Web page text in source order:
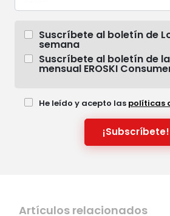
Suscríbete al boletín de
semana
Suscríbete al boletín de
mensual EROSKI
He leído y acepto las políticas
¡Subscríbete!
Artículos relacionados